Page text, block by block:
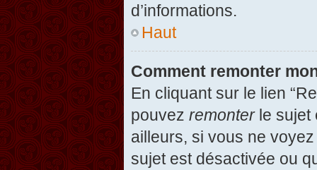
d’informations.
Haut
Comment remonter
En cliquant sur le lien
pouvez remonterle sujet
ailleurs, si vous ne
sujet est désactivée ou